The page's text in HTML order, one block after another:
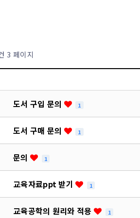
3 페이지
도서 구입 문의 1
도서 구매 문의 1
문의 1
교육자료ppt 받기 1
교육공학의 원리와 적용 1